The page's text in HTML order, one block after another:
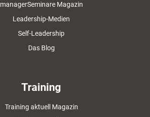
managerSeminare Magazin
Leadership-Medien
Self-Leadership
Das Blog
Training
Training aktuell Magazin